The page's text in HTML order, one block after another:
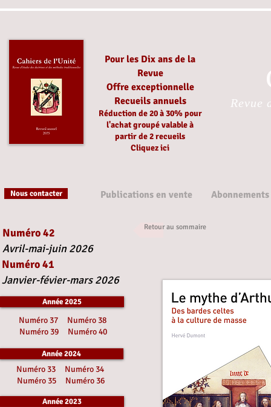
Pour les Dix ans de la
Revue
Offre exceptionnelle
Recueils annuels
Réduction de 20 à 30%pour
l'achat groupévalable à
partirde 2 recueils
Cliquez ici
Revue
Nous contacter Publications en vente Abonnements
Retour au sommaire
Numéro 42
Avril-mai-juin 2026
Numéro 41
Janvier-févier-mars 2026
Année 2025
Numéro 37
Numéro 38
Numéro 39
Numéro 40
Année 2024
Numéro 33
Numéro 34
Numéro 35
Numéro 36
Année 2023